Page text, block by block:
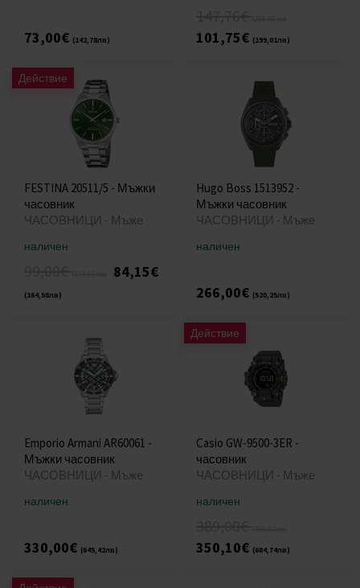
73,00€ (142,78лв) 101,75€ (199,01лв)
Действие
FESTINA 20511/5 - Мъжки
часовник
ЧАСОВНИЦИ - Мъже
наличен
84,15€
(164,58лв)
Hugo Boss 1513952 -
Мъжки часовник
ЧАСОВНИЦИ - Мъже
наличен
266,00€ (520,25лв)
Emporio Armani AR60061 -
Мъжки часовник
ЧАСОВНИЦИ - Мъже
наличен
330,00€ (645,42лв)
Действие
Casio GW-9500-3ER -
часовник
ЧАСОВНИЦИ - Мъже
наличен
350,10€ (684,74лв)